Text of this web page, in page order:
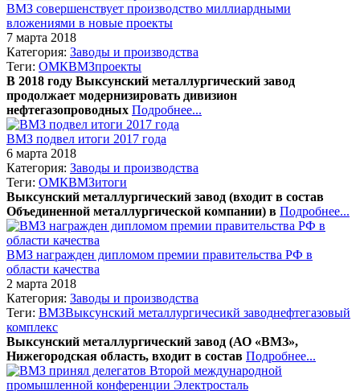
ВМЗ совершенствует производство миллиардными
вложениями в новые проекты
7 марта 2018
Категория: Заводы и производства
Теги: ОМКВМЗпроекты
В 2018 году Выксунский металлургический завод
продолжает модернизировать дивизион
нефтегазопроводных Подробнее...
ВМЗ подвел итоги 2017 года
6 марта 2018
Категория: Заводы и производства
Теги: ОМКВМЗитоги
Выксунский металлургический завод (входит в состав
Объединенной металлургической компании) в Подробнее...
ВМЗ награжден дипломом премии правительства РФ в
области качества
2 марта 2018
Категория: Заводы и производства
Теги: ВМЗВыксунский металлургичесикй заводнефтегазовый
комплекс
Выксунский металлургический завод (АО «ВМЗ»,
Нижегородская область, входит в состав Подробнее...